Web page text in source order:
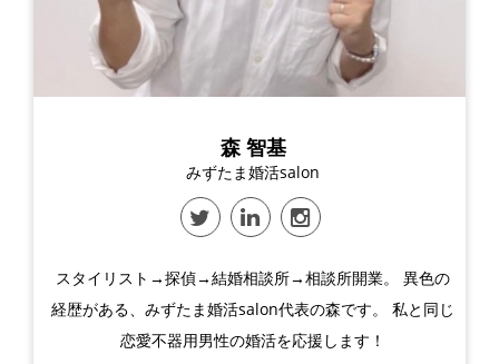
森 智基
みずたま婚活salon
スタイリスト→探偵→結婚相談所→相談所開業。 異色の
経歴がある、みずたま婚活salon代表の森です。 私と同じ
恋愛不器用男性の婚活を応援します！